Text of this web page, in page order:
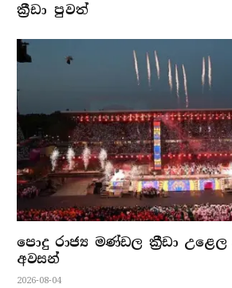
ක්‍රීඩා පුවත්
පොදු රාජ්‍ය මණ්ඩල ක්‍රීඩා
අවසන්
2026-08-04